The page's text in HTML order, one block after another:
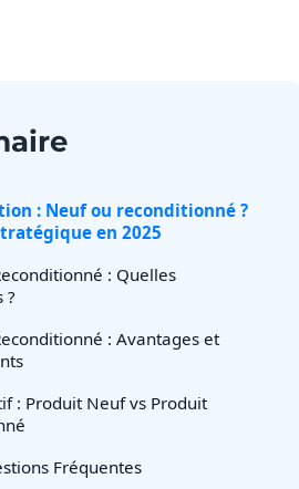
: Neuf ou reconditionné ?
en 2025
: Quelles
?
: Avantages et
: Produit Neuf vs Produit
Fréquentes